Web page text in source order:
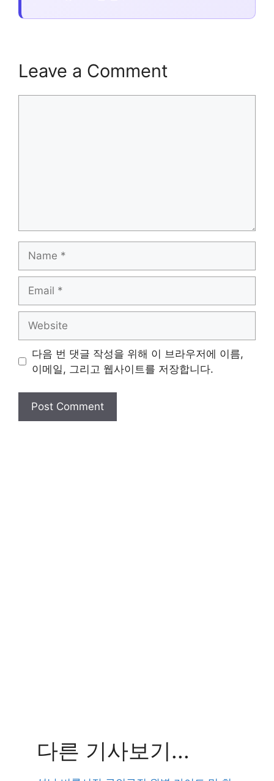
Leave a Comment
다음 번 댓글 작성을 위해 이 브라우저에 이름,
이메일, 그리고 웹사이트를 저장합니다.
다른 기사보기...